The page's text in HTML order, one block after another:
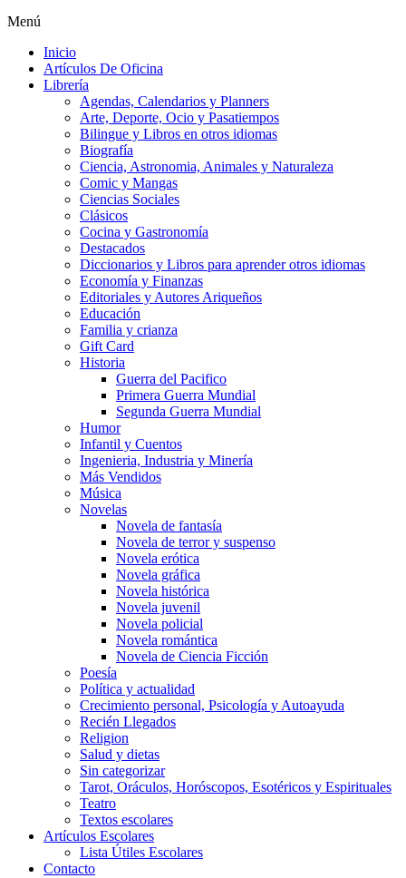
Menú
Inicio
Artículos De Oficina
Librería
Agendas, Calendarios y Planners
Arte, Deporte, Ocio y Pasatiempos
Bilingue y Libros en otros idiomas
Biografía
Ciencia, Astronomia, Animales y Naturaleza
Comic y Mangas
Ciencias Sociales
Clásicos
Cocina y Gastronomía
Destacados
Diccionarios y Libros para aprender otros idiomas
Economía y Finanzas
Editoriales y Autores Ariqueños
Educación
Familia y crianza
Gift Card
Historia
Guerra del Pacifico
Primera Guerra Mundial
Segunda Guerra Mundial
Humor
Infantil y Cuentos
Ingenieria, Industria y Minería
Más Vendidos
Música
Novelas
Novela de fantasía
Novela de terror y suspenso
Novela erótica
Novela gráfica
Novela histórica
Novela juvenil
Novela policial
Novela romántica
Novela de Ciencia Ficción
Poesía
Política y actualidad
Crecimiento personal, Psicología y Autoayuda
Recién Llegados
Religion
Salud y dietas
Sin categorizar
Tarot, Oráculos, Horóscopos, Esotéricos y Espirituales
Teatro
Textos escolares
Artículos Escolares
Lista Útiles Escolares
Contacto